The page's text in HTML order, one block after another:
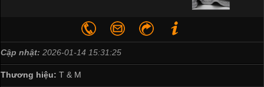
Cập nhật: 2026-01-14 15:31:25
Thương hiệu: T & M